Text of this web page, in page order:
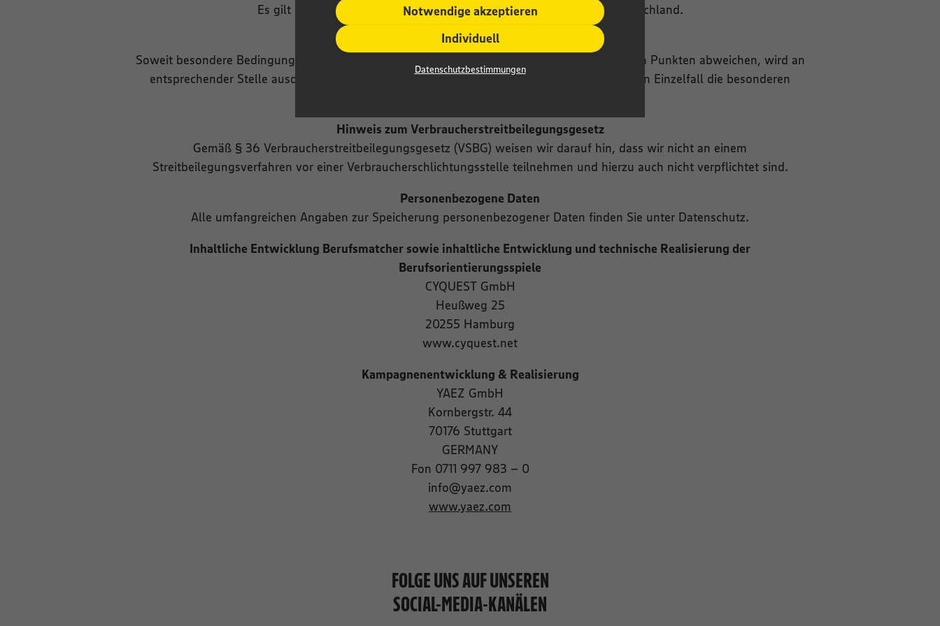
Es gilt ausschließlich das maßgebliche Recht der Bundesrepublik Deutschland.
Besondere Nutzungsbedingungen
Soweit besondere Bedingungen für einzelne Nutzungen dieser Website von den vorgenannten Punkten abweichen, wird an
entsprechender Stelle ausdrücklich darauf hingewiesen. In diesem Falle gelten im jeweiligen Einzelfall die besonderen
Hinweis zum Verbraucherstreitbeilegungsgesetz
Gemäß § 36 Verbraucherstreitbeilegungsgesetz (VSBG) weisen wir darauf hin, dass wir nicht an einem
Streitbeilegungsverfahren vor einer Verbraucherschlichtungsstelle teilnehmen und hierzu auch nicht verpflichtet sind.
Personenbezogene Daten
Alle umfangreichen Angaben zur Speicherung personenbezogener Daten finden Sie unter Datenschutz.
Inhaltliche Entwicklung Berufsmatcher sowie inhaltliche Entwicklung und technische Realisierung der
Berufsorientierungsspiele
CYQUEST GmbH
Heußweg 25
20255 Hamburg
www.cyquest.net
Kampagnenentwicklung & Realisierung
YAEZ GmbH
Kornbergstr. 44
70176 Stuttgart
GERMANY
Fon 0711 997 983 – 0
info@yaez.com
www.yaez.com
FOLGE UNS AUF UNSEREN
SOCIAL-MEDIA-KANÄLEN
Notwendige akzeptieren
Individuell
Datenschutzbestimmungen